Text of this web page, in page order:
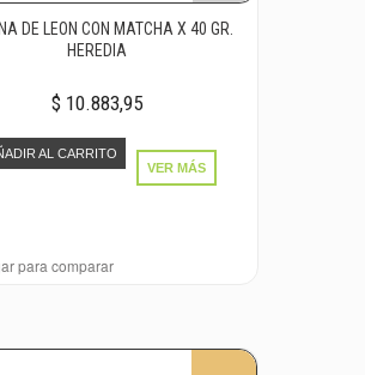
DE LEON CON MATCHA X 40 GR.
HEREDIA
$ 10.883,95
AL CARRITO
VER MÁS
para comparar